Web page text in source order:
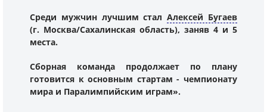
Среди мужчин лучшим сталАлексей Бугаев
(г. Москва/Сахалинская область), заняв 4 и 5
места.
Сборная команда продолжает по плану
готовится к основным стартам - чемпионату
мира и Паралимпийским играм».